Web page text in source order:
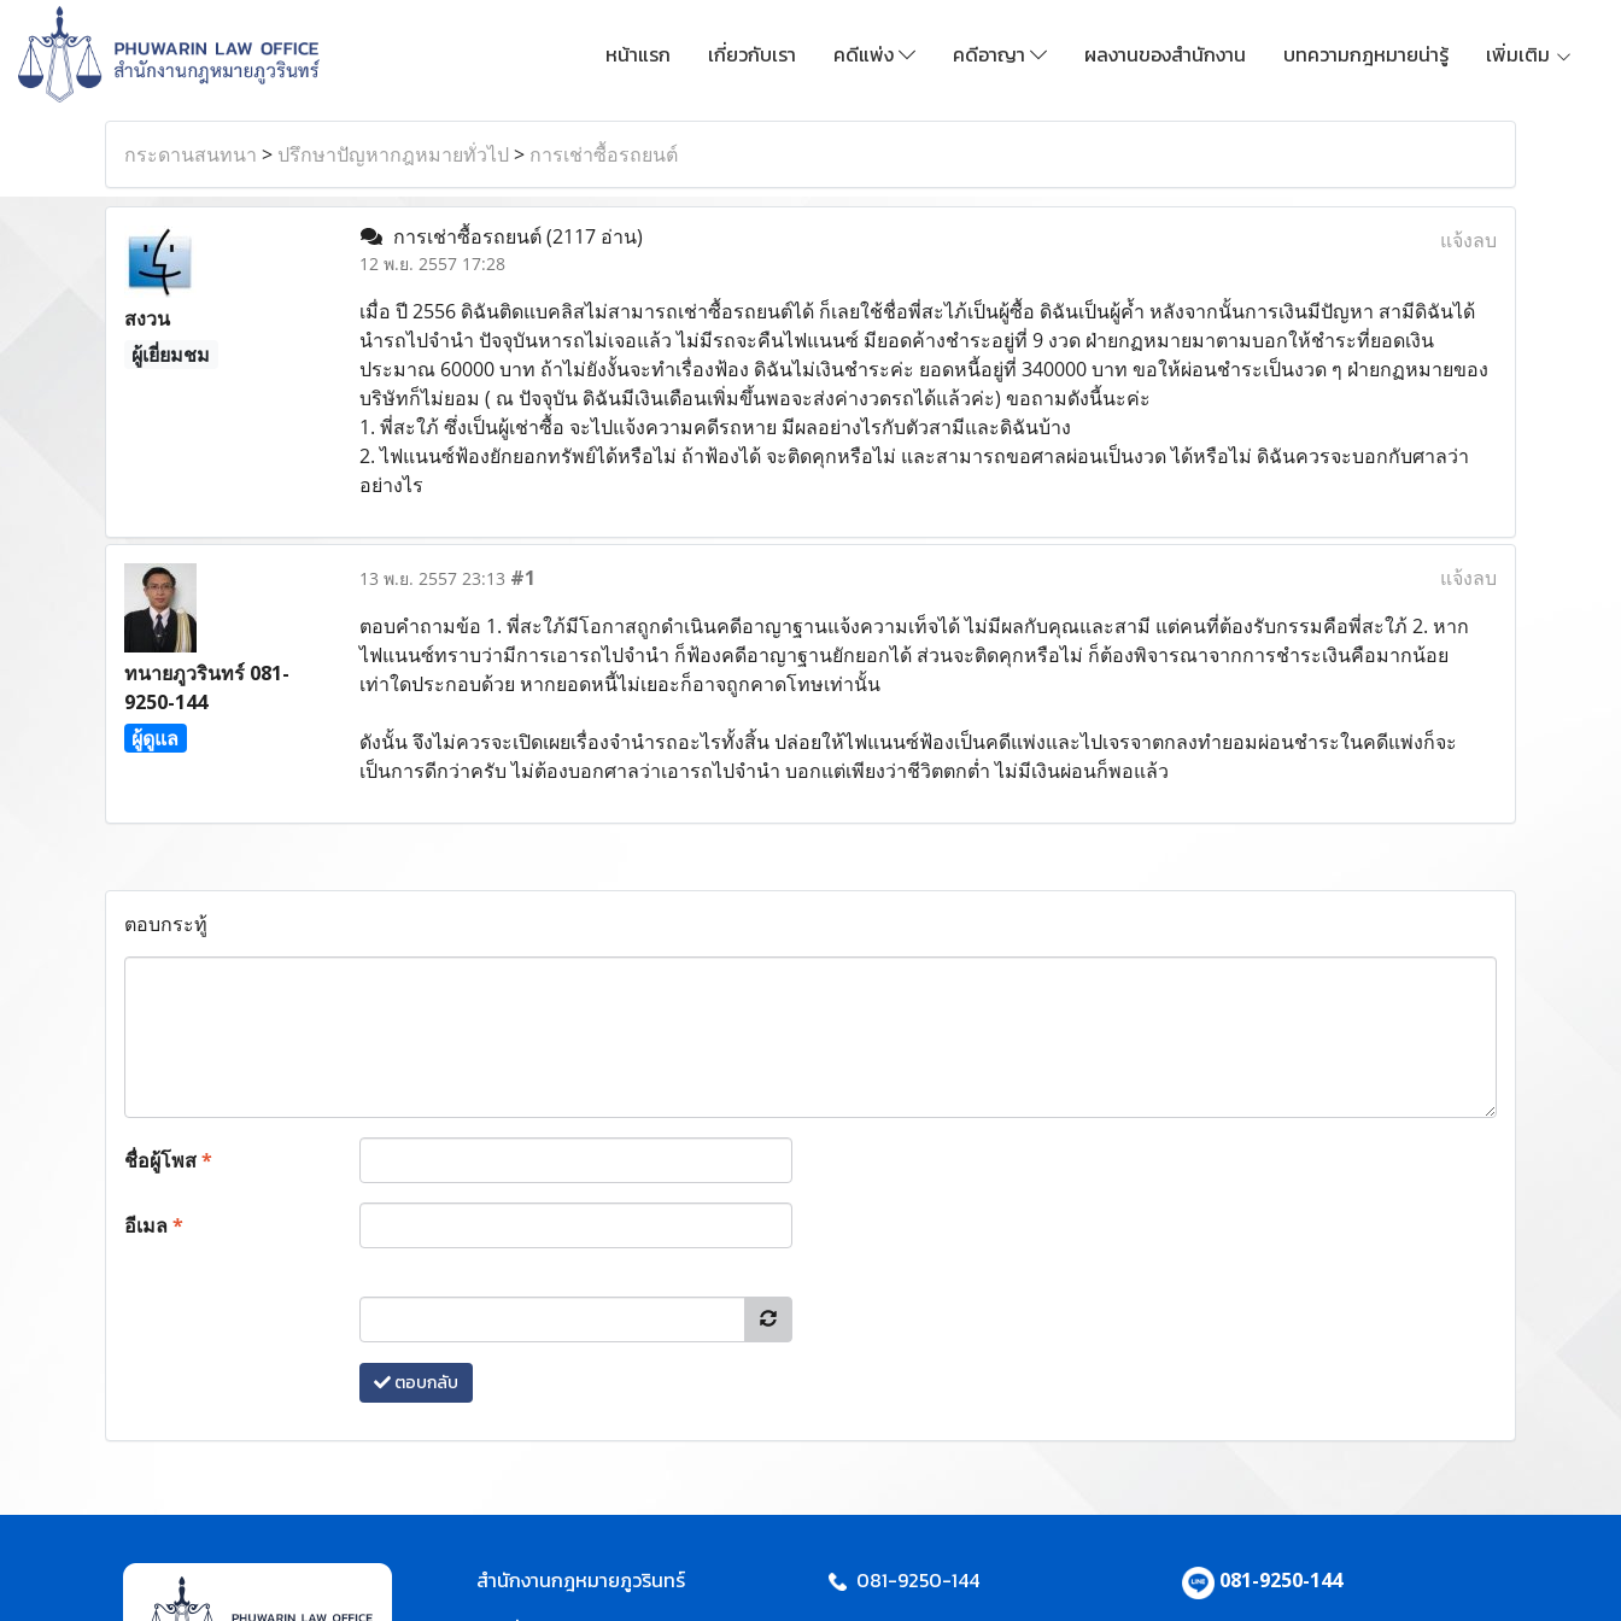
หน้าแรก เกี่ยวกับเรา คดีแพ่ง คดีอาญา ผลงานของสำนักงาน บทความกฎหมายน่ารู้ เพิ่มเติม
กระดานสนทนา > ปรึกษาปัญหากฎหมายทั่วไป > การเช่าซื้อรถยนต์
สงวน
ผู้เยี่ยมชม
การเช่าซื้อรถยนต์(2117 อ่าน)
12 พ.ย. 2557 17:28
แจ้งลบ
เมื่อ ปี 2556 ดิฉันติดแบคลิสไม่สามารถเช่าซื้อรถยนต์ได้ ก็เลยใช้ชื่อพี่สะไภ้เป็นผู้ซื้อ ดิฉันเป็นผู้ค้ำ หลังจากนั้นการเงินมีปัญหา สามีดิฉันได้
นำรถไปจำนำ ปัจจุบันหารถไม่เจอแล้ว ไม่มีรถจะคืนไฟแนนซ์ มียอดค้างชำระอยู่ที่ 9 งวด ฝ่ายกฏหมายมาตามบอกให้ชำระที่ยอดเงิน
ประมาณ 60000 บาท ถ้าไม่ยังงั้นจะทำเรื่องฟ้อง ดิฉันไม่เงินชำระค่ะ ยอดหนี้อยู่ที่ 340000 บาท ขอให้ผ่อนชำระเป็นงวด ๆ ฝ่ายกฏหมายของ
บริษัทก็ไม่ยอม ( ณ ปัจจุบัน ดิฉันมีเงินเดือนเพิ่มขึ้นพอจะส่งค่างวดรถได้แล้วค่ะ) ขอถามดังนี้นะค่ะ
1. พี่สะใภ้ ซึ่งเป็นผู้เช่าซื้อ จะไปแจ้งความคดีรถหาย มีผลอย่างไรกับตัวสามีและดิฉันบ้าง
2. ไฟแนนซ์ฟ้องยักยอกทรัพย์ได้หรือไม่ ถ้าฟ้องได้ จะติดคุกหรือไม่ และสามารถขอศาลผ่อนเป็นงวด ได้หรือไม่ ดิฉันควรจะบอกกับศาลว่า
อย่างไร
ทนายภูวรินทร์ 081-
9250-144
ผู้ดูแล
13 พ.ย. 2557 23:13 #1
แจ้งลบ
ตอบคำถามข้อ 1. พี่สะใภ้มีโอกาสถูกดำเนินคดีอาญาฐานแจ้งความเท็จได้ ไม่มีผลกับคุณและสามี แต่คนที่ต้องรับกรรมคือพี่สะใภ้ 2. หาก
ไฟแนนซ์ทราบว่ามีการเอารถไปจำนำ ก็ฟ้องคดีอาญาฐานยักยอกได้ ส่วนจะติดคุกหรือไม่ ก็ต้องพิจารณาจากการชำระเงินคือมากน้อย
เท่าใดประกอบด้วย หากยอดหนี้ไม่เยอะก็อาจถูกคาดโทษเท่านั้น
ดังนั้น จึงไม่ควรจะเปิดเผยเรื่องจำนำรถอะไรทั้งสิ้น ปล่อยให้ไฟแนนซ์ฟ้องเป็นคดีแพ่งและไปเจรจาตกลงทำยอมผ่อนชำระในคดีแพ่งก็จะ
เป็นการดีกว่าครับ ไม่ต้องบอกศาลว่าเอารถไปจำนำ บอกแต่เพียงว่าชีวิตตกต่ำ ไม่มีเงินผ่อนก็พอแล้ว
ตอบกระทู้
ชื่อผู้โพส*
อีเมล*
ตอบกลับ
สำนักงานกฎหมายภูวรินทร์
081-9250-144
081-9250-144